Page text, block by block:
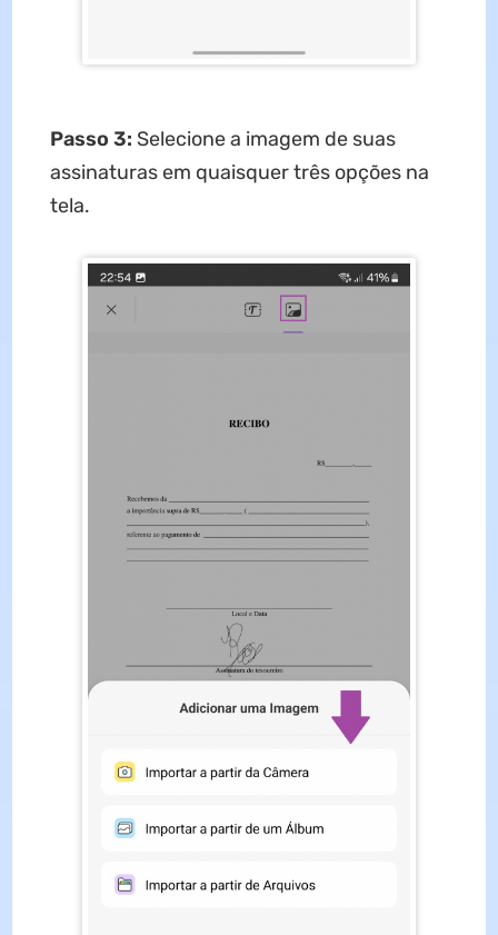
Passo 3: Selecione a imagem de suas
assinaturas em quaisquer três opções na
tela.